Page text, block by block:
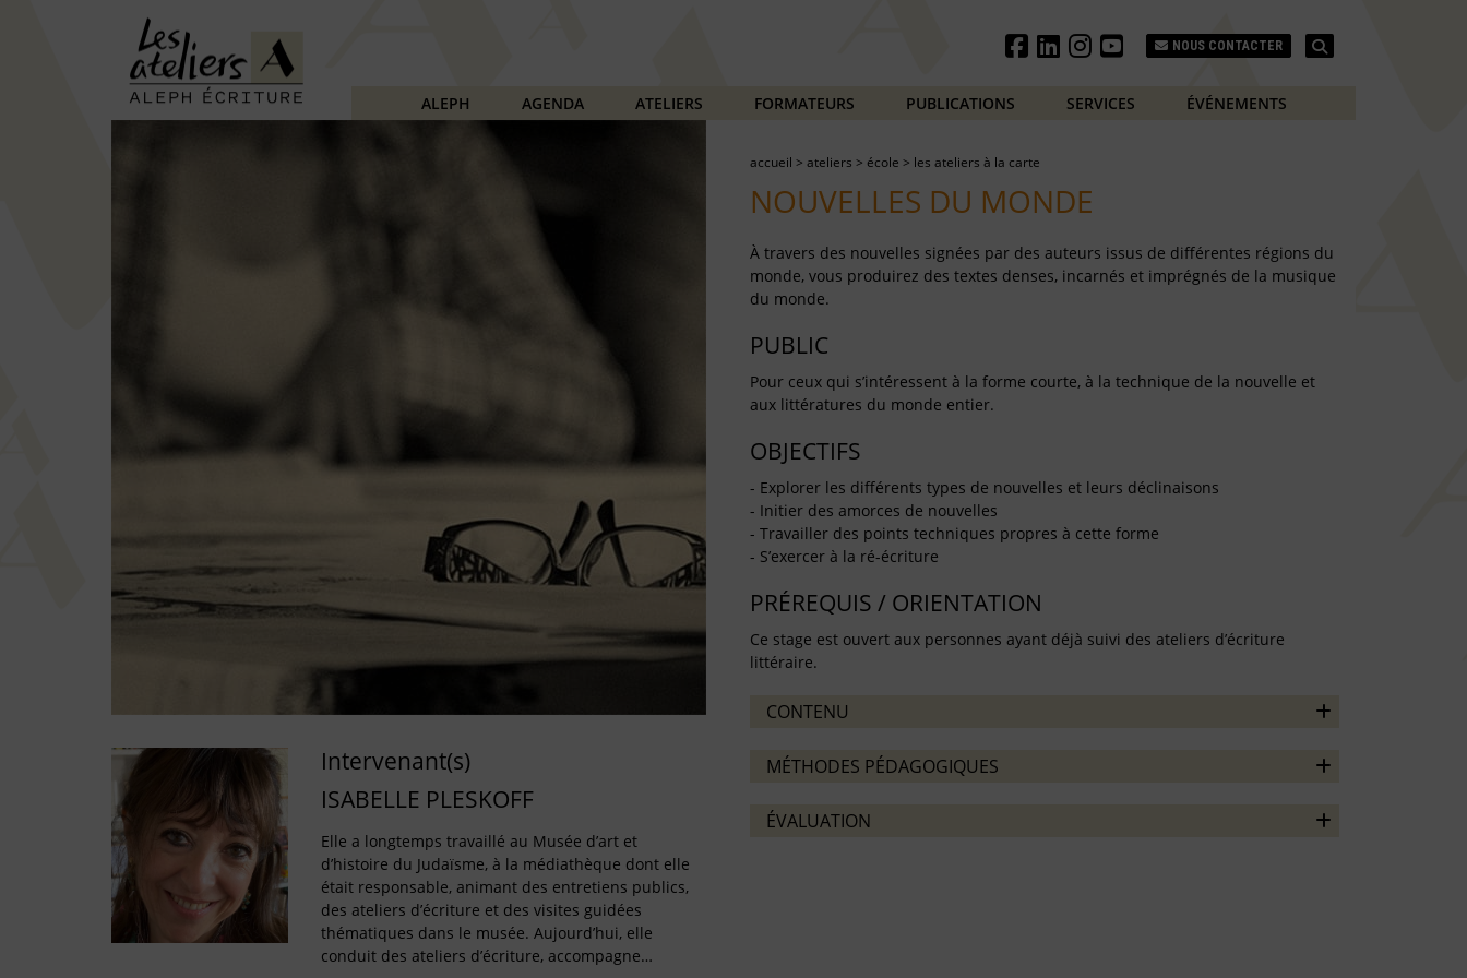
NOUS CONTACTER
ALEPH AGENDA ATELIERS FORMATEURS PUBLICATIONS SERVICES ÉVÉNEMENTS
Intervenant(s)
ISABELLE PLESKOFF
Elle a longtemps travaillé au Musée d’art et
d’histoire du Judaïsme, à la médiathèque dont elle
était responsable, animant des entretiens publics,
des ateliers d’écriture et des visites guidées
thématiques dans le musée. Aujourd’hui, elle
conduit des ateliers d’écriture, accompagne…
accueil > ateliers > école > les ateliers à la carte
NOUVELLES DU MONDE
À travers des nouvelles signées par des auteurs issus de différentes régions du
monde, vous produirez des textes denses, incarnés et imprégnés de la musique
du monde.
PUBLIC
Pour ceux qui s’intéressent à la forme courte, à la technique de la nouvelle et
aux littératures du monde entier.
OBJECTIFS
- Explorer les différents types de nouvelles et leurs déclinaisons
- Initier des amorces de nouvelles
- Travailler des points techniques propres à cette forme
- S’exercer à la ré-écriture
PRÉREQUIS / ORIENTATION
Ce stage est ouvert aux personnes ayant déjà suivi des ateliers d’écriture
littéraire.
CONTENU
MÉTHODES PÉDAGOGIQUES
ÉVALUATION